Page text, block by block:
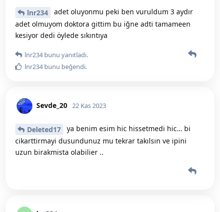
lnr234
adet oluyonmu peki ben vuruldum 3 aydır
adet olmuyom doktora gittim bu iğne adti tamameen
kesiyor dedi öylede sıkıntıya
lnr234bunu yanıtladı.
lnr234bunu beğendi.
Sevde_20 22 Kas 2023
Deleted17
ya benim esim hic hissetmedi hic… bi
cikarttirmayi dusundunuz mu tekrar takılsın ve ipini
uzun birakmista olabilier ..